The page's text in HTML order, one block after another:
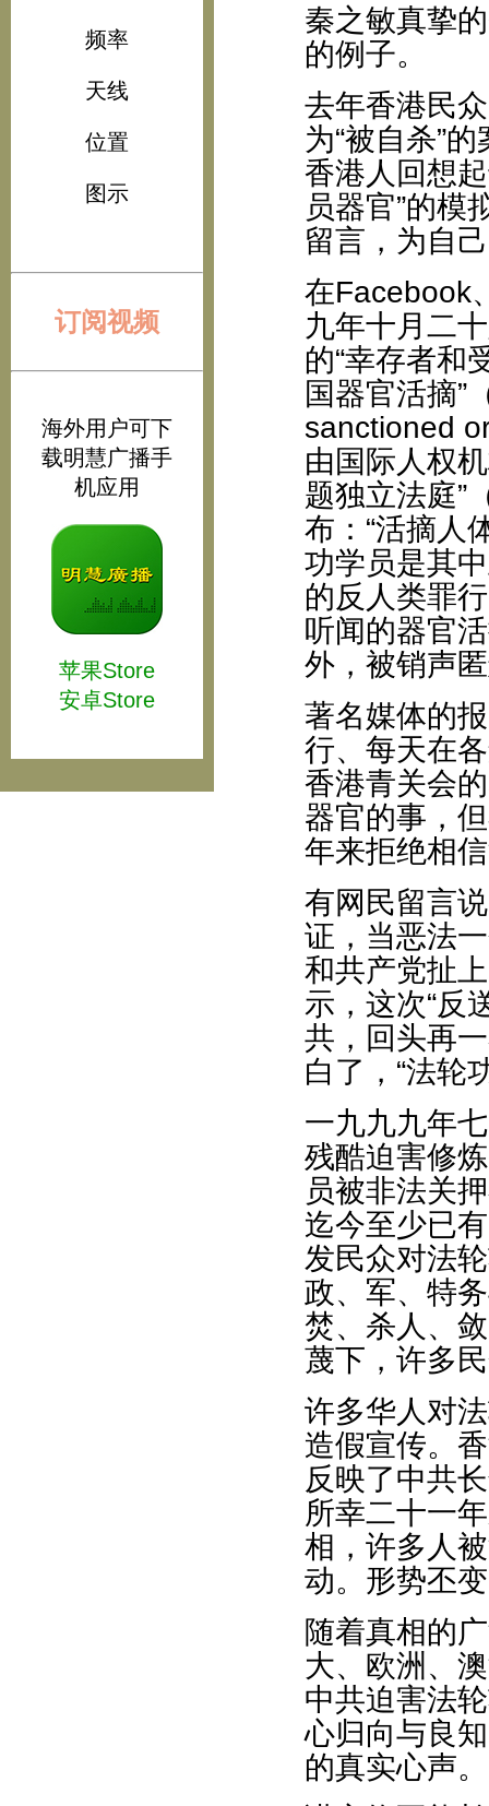
频率
天线
位置
图示
订阅视频
海外用户可下
载明慧广播手
机应用
苹果Store
安卓Store
秦之敏真挚
的例子。
去年香港民
为“被自杀”
香港人回想
员器官”的模
留言，为自
在Facebook
九年十月二
的“幸存者和
国器官活摘”
sanctioned
由国际人权
题独立法庭”
布：“活摘人
功学员是其
的反人类罪
听闻的器官
外，被销声
著名媒体的
行、每天在
香港青关会
器官的事，
年来拒绝相
有网民留言
证，当恶法
和共产党扯
示，这次“反
共，回头再
白了，“法轮
一九九九年
残酷迫害修
员被非法关
迄今至少已
发民众对法
政、军、特
焚、杀人、
蔑下，许多
许多华人对
造假宣传。
反映了中共
所幸二十一
相，许多人
动。形势丕
随着真相的
大、欧洲、
中共迫害法
心归向与良
的真实心声。